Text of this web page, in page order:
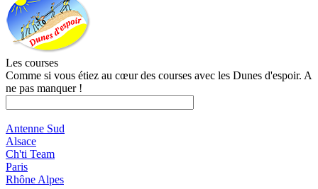
Les courses
Comme si vous étiez au cœur des courses avec les Dunes d'espoir. A
ne pas manquer !
Antenne Sud
Alsace
Ch'ti Team
Paris
Rhône Alpes